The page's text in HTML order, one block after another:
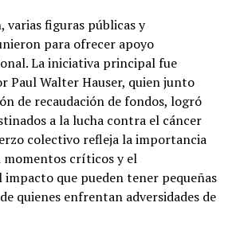
varias figuras públicas y
para ofrecer apoyo
La iniciativa principal fue
Paul Walter Hauser, quien junto
de recaudación de fondos, logró
a la lucha contra el cáncer
colectivo refleja la importancia
momentos críticos y el
que pueden tener pequeñas
quienes enfrentan adversidades de